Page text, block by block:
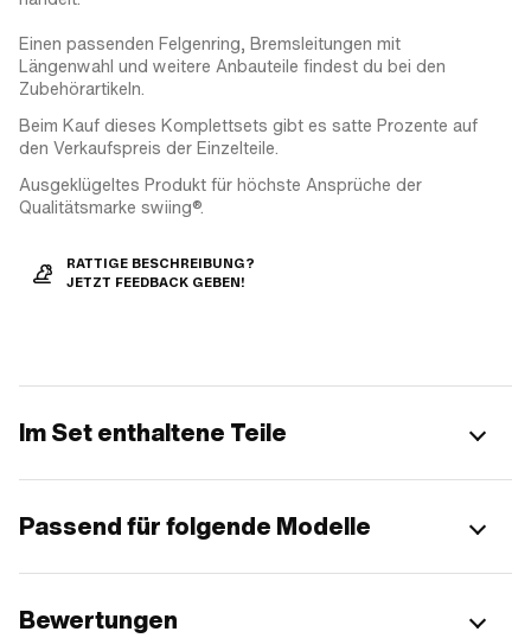
Einen passenden Felgenring, Bremsleitungen mit
Längenwahl und weitere Anbauteile findest du bei den
Zubehörartikeln.
Beim Kauf dieses Komplettsets gibt es satte Prozente auf
den Verkaufspreis der Einzelteile.
Ausgeklügeltes Produkt für höchste Ansprüche der
Qualitätsmarke swiing®.
RATTIGE BESCHREIBUNG?
JETZT FEEDBACK GEBEN!
Im Set enthaltene Teile
Passend für folgende Modelle
Bewertungen